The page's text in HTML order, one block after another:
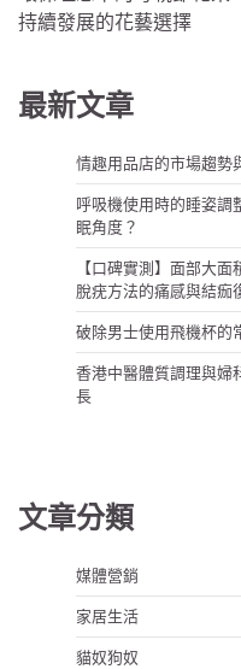
導
持續發展的花藝選擇
最新文章
情趣用品店的市場趨勢
呼吸機使用時的睡姿調
眠角度？
【口碑實測】面部大
脫疣方法的痛感與結痂
破除男士使用飛機杯的
香港中醫體質調理與婦
長
文章分類
媒體營銷
家居生活
貓奴狗奴